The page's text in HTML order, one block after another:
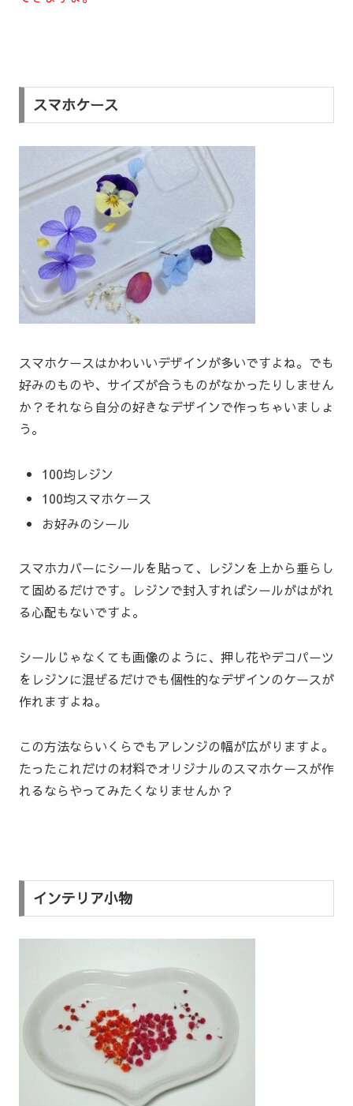
スマホケース
スマホケースはかわいいデザインが多いですよね。でも
好みのものや、サイズが合うものがなかったりしません
か？それなら自分の好きなデザインで作っちゃいましょ
う。
100均レジン
100均スマホケース
お好みのシール
スマホカバーにシールを貼って、レジンを上から垂らし
て固めるだけです。レジンで封入すればシールがはがれ
る心配もないですよ。
シールじゃなくても画像のように、押し花やデコパーツ
をレジンに混ぜるだけでも個性的なデザインのケースが
作れますよね。
この方法ならいくらでもアレンジの幅が広がりますよ。
たったこれだけの材料でオリジナルのスマホケースが作
れるならやってみたくなりませんか？
インテリア小物